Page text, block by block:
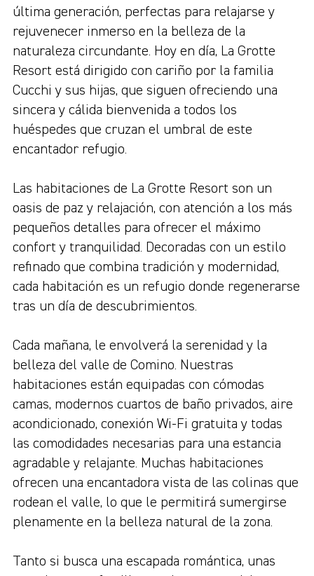
última generación, perfectas para relajarse y
rejuvenecer inmerso en la belleza de la
naturaleza circundante. Hoy en día, La Grotte
Resort está dirigido con cariño por la familia
Cucchi y sus hijas, que siguen ofreciendo una
sincera y cálida bienvenida a todos los
huéspedes que cruzan el umbral de este
encantador refugio.
Las habitaciones de La Grotte Resort son un
oasis de paz y relajación, con atención a los más
pequeños detalles para ofrecer el máximo
confort y tranquilidad. Decoradas con un estilo
refinado que combina tradición y modernidad,
cada habitación es un refugio donde regenerarse
tras un día de descubrimientos.
Cada mañana, le envolverá la serenidad y la
belleza del valle de Comino. Nuestras
habitaciones están equipadas con cómodas
camas, modernos cuartos de baño privados, aire
acondicionado, conexión Wi-Fi gratuita y todas
las comodidades necesarias para una estancia
agradable y relajante. Muchas habitaciones
ofrecen una encantadora vista de las colinas que
rodean el valle, lo que le permitirá sumergirse
plenamente en la belleza natural de la zona.
Tanto si busca una escapada romántica, unas